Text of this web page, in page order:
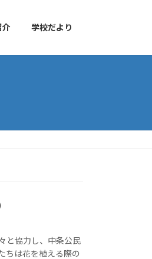
介 学校だより
と協力し、中条公民
ちは花を植える際の